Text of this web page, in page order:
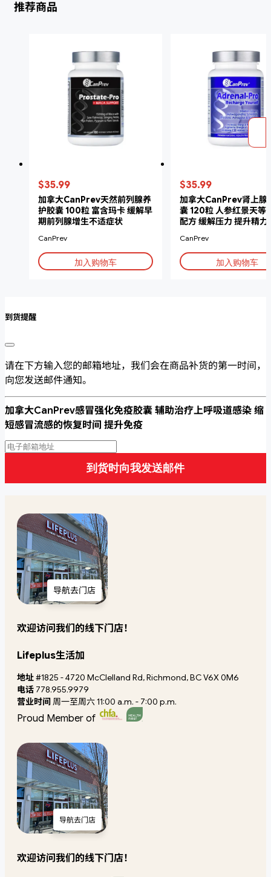
推荐商品
$35.99
加拿大CanPrev天然前列腺养
护胶囊 100粒 富含玛卡 缓解早
期前列腺增生不适症状
CanPrev
加入购物车
$35.99
加拿大CanPrev肾上腺
囊 120粒 人参红景天等
配方 缓解压力 提升精力
CanPrev
加入购物车
到货提醒
请在下方输入您的邮箱地址，我们会在商品补货的第一时间，
向您发送邮件通知。
加拿大CanPrev感冒强化免疫胶囊 辅助治疗上呼吸道感染 缩
短感冒流感的恢复时间 提升免疫
到货时向我发送邮件
导航去门店
欢迎访问我们的线下门店！
Lifeplus生活加
地址#1825 - 4720 McClelland Rd, Richmond, BC V6X 0M6
电话 778.955.9979
营业时间 周一至周六 11:00 a.m. - 7:00 p.m.
Proud Member of
导航去门店
欢迎访问我们的线下门店！